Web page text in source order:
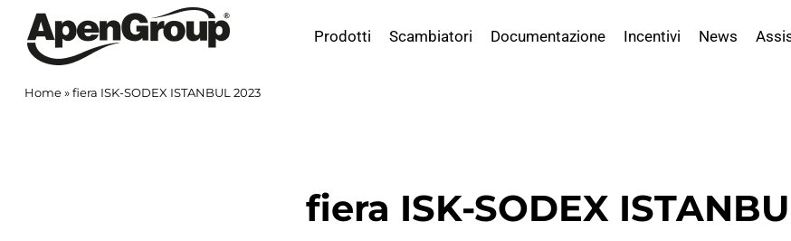
contenuto
Prodotti Scambiatori Documentazione Incentivi News
Home»fiera ISK-SODEX ISTANBUL 2023
fiera ISK-SODEX